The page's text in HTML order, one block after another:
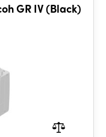
GR IV (Black)